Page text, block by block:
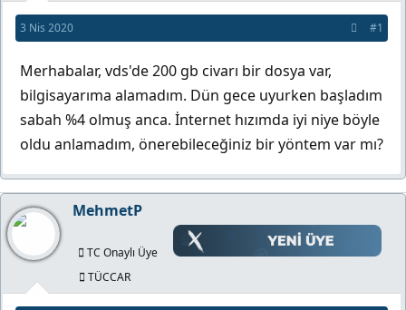
u
b
a
ş
a
n
g
ç
r
h
i
3 Nis 2020 #1
Merhabalar, vds'de 200 gb civarı bir dosya var,
bilgisayarıma alamadım. Dün gece uyurken başladım
sabah %4 olmuş anca. İnternet hızımda iyi niye böyle
oldu anlamadım, önerebileceğiniz bir yöntem var mı?
MehmetP
TC Onaylı Üye
TÜCCAR